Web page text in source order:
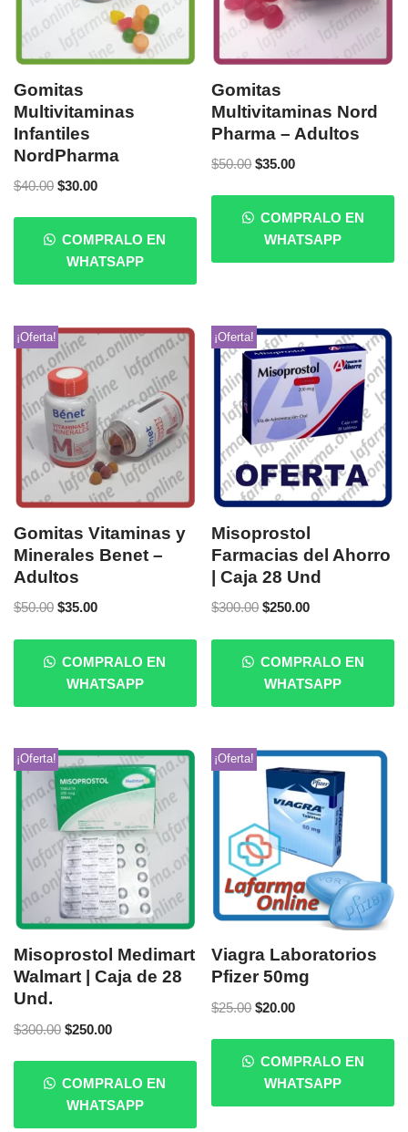
Gomitas
Multivitaminas
Infantiles
NordPharma
$40.00 $30.00
COMPRALO EN
WHATSAPP
Gomitas
Multivitaminas Nord
Pharma – Adultos
$50.00 $35.00
COMPRALO EN
WHATSAPP
¡Oferta!
Gomitas Vitaminas y
Minerales Benet –
Adultos
$50.00 $35.00
COMPRALO EN
WHATSAPP
¡Oferta!
Misoprostol
Farmacias del Ahorro
| Caja 28 Und
$300.00 $250.00
COMPRALO EN
WHATSAPP
¡Oferta!
Misoprostol Medimart
Walmart | Caja de 28
Und.
$300.00 $250.00
COMPRALO EN
WHATSAPP
¡Oferta!
Viagra Laboratorios
Pfizer 50mg
$25.00 $20.00
COMPRALO EN
WHATSAPP